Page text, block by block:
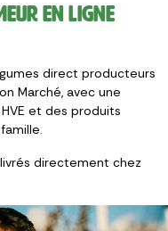
en ligne
direct producteurs
Marché, avec une
et des produits
directement chez